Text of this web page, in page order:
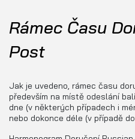
Rámec Času
Post
Jak je uvedeno, rámec času
především na místě odeslání
dne (v některých případech i
nebo dokonce déle (v případě